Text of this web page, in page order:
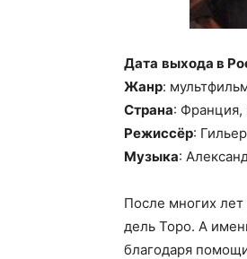
Дата выхода в
Жанр:
Страна:
Режиссёр:
Музыка:
После многих лет
дель Торо. А
благодаря